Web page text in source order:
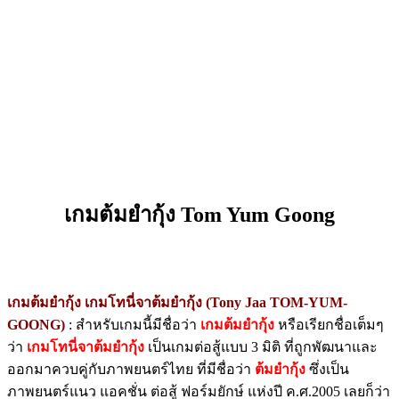
เกมต้มยำกุ้ง Tom Yum Goong
เกมต้มยํากุ้ง เกมโทนี่จาต้มยำกุ้ง (Tony Jaa TOM-YUM-
GOONG) : สำหรับเกมนี้มีชื่อว่า เกมต้มยำกุ้ง หรือเรียกชื่อเต็มๆ
ว่า เกมโทนี่จาต้มยำกุ้ง เป็นเกมต่อสู้แบบ 3 มิติ ที่ถูกพัฒนาและ
ออกมาควบคู่กับภาพยนตร์ไทย ที่มีชื่อว่า ต้มยำกุ้ง ซึ่งเป็น
ภาพยนตร์แนว แอคชั่น ต่อสู้ ฟอร์มยักษ์ แห่งปี ค.ศ.2005 เลยก็ว่า